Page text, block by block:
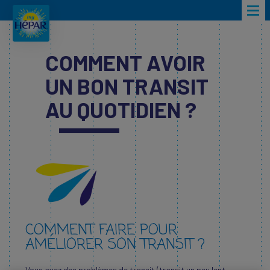
COMMENT AVOIR
UN BON TRANSIT
AU QUOTIDIEN ?
COMMENT FAIRE POUR
AMÉLIORER SON TRANSIT ?